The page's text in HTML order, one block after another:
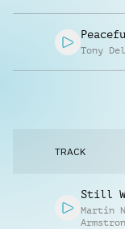
Tony
TRACK
Still
Martin